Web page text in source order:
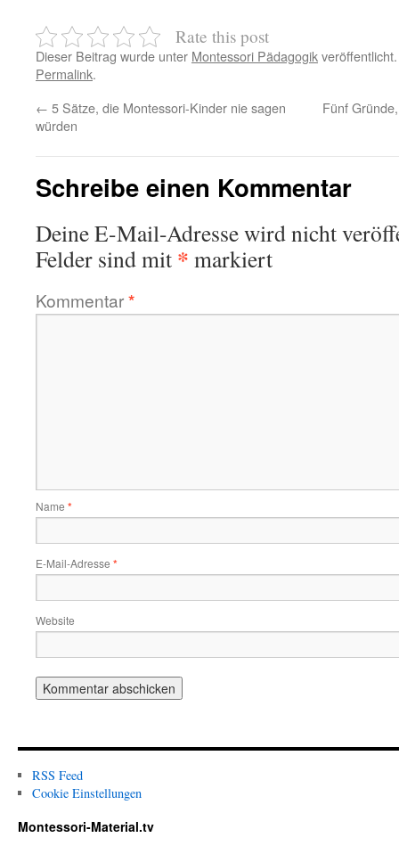
Rate this post
Dieser Beitrag wurde unter Montessori Pädagogik
Permalink.
← 5 Sätze, die Montessori-Kinder nie sagen
würden
Fünf
Schreibe einen Kommentar
Deine E-Mail-Adresse wird nicht
Felder sind mit * markiert
Kommentar*
Name *
E-Mail-Adresse *
Website
RSS Feed
Cookie Einstellungen
Montessori-Material.tv